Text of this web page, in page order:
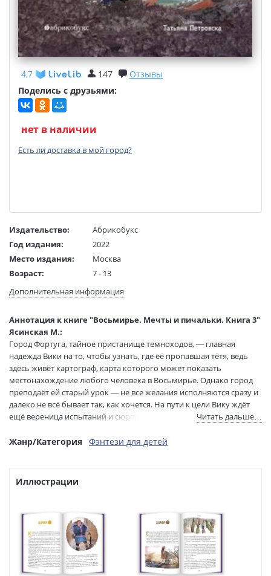
4,7 147
Отзывы
Поделись с друзьями:
нет в наличии
Есть ли доставка в мой город?
Издательство:
Абрикобукс
Год издания:
2022
Место издания:
Москва
Возраст:
7 - 13
Язык текста:
русский
Иллюстраторы:
Петровска Татьяна
Формат:
Размеры в мм
(ДхШхВ):
217x148x17
Вес:
370 гр.
Страниц:
176
Тираж:
1500 экз.
Код товара:
1122247
ISBN:
978-5-6047270-1-0
Дополнительная информация
Аннотация к книге "Восьмирье. Мечты и пичальки. Книга 3"
Ясинская М.:
Город Фортуга, тайное пристанище темноходов, — главная
надежда Вики на то, чтобы узнать, где её пропавшая тётя, ведь
здесь живёт картограф, карта которого может показать
местонахождение любого человека в Восьмирье. Однако город
преподаёт ей старый урок — не все желания исполняются сразу и
далеко не всё бывает так, как хочется. На пути к цели Вику ждёт
ещё вереница испытаний и сюрпризов: встреча в лучах ночной
и нелёгкий выбор ради попавшей в беду тёти.
Читать дальше…
Жанр/Категория Фэнтези для детей
Иллюстрации